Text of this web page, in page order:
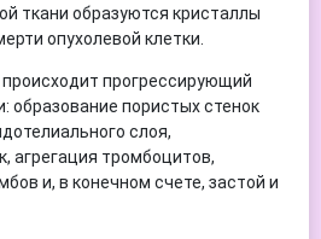
ткани образуются кристаллы
опухолевой клетки.
происходит прогрессирующий
образование пористых стенок
слоя,
агрегация тромбоцитов,
и, в конечном счете, застой и